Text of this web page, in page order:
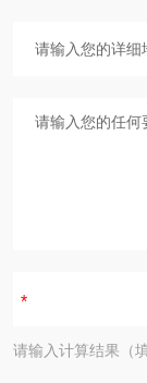
请输入计算结果（